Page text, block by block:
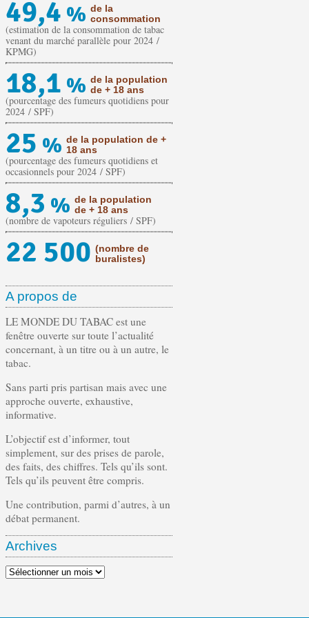
49,4 % de la
consommation
(estimation de la consommation de tabac
venant du marché parallèle pour 2024 /
KPMG)
18,1 % de la population
de + 18 ans
(pourcentage des fumeurs quotidiens pour
2024 / SPF)
25 % de la population de +
18 ans
(pourcentage des fumeurs quotidiens et
occasionnels pour 2024 / SPF)
8,3 % de la population
de + 18 ans
(nombre de vapoteurs réguliers / SPF)
22 500 (nombre de
buralistes)
A propos de
LE MONDE DU TABAC est une
fenêtre ouverte sur toute l’actualité
concernant, à un titre ou à un autre, le
tabac.
Sans parti pris partisan mais avec une
approche ouverte, exhaustive,
informative.
L’objectif est d’informer, tout
simplement, sur des prises de parole,
des faits, des chiffres. Tels qu’ils sont.
Tels qu’ils peuvent être compris.
Une contribution, parmi d’autres, à un
débat permanent.
Archives
Archives